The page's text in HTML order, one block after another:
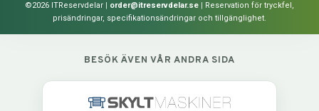
©2026 ITReservdelar | order@itreservdelar.se | Reservation för tryckfel,
prisändringar, specifikationsändringar och tillgänglighet.
BESÖK ÄVEN VÅR ANDRA SIDA